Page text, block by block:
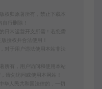
权归原著所有，禁止下载本
行删除！
日常运营开支所需！若您需
授权并合法使用！
对于用户违法使用本站非法
所有，用户访问和使用本站
请勿访问或使用本网站！
华人民共和国法律的，一切